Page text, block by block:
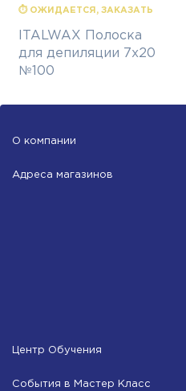
⏱ ОЖИДАЕТСЯ, ЗАКАЗАТЬ
ITALWAX Полоска
для депиляции 7х20
№100
О компании
Адреса магазинов
Центр Обучения
События в Мастер Класс